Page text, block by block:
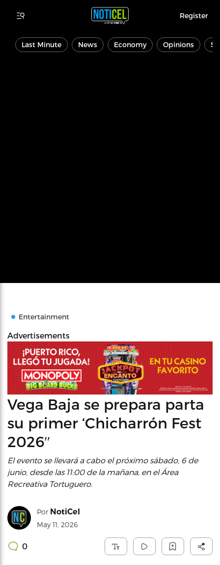
Register
Last Minute News Economy Opinions
Entertainment
Advertisements
Vega Baja se prepara parta
su primer ‘Chicharrón Fest
2026″
El evento se llevará a cabo el próximo sábado, 6 de
junio, desde las 11:00 de la mañana, en el Área
Recreativa Tortuguero.
Por NotiCel
May 11, 2026
0